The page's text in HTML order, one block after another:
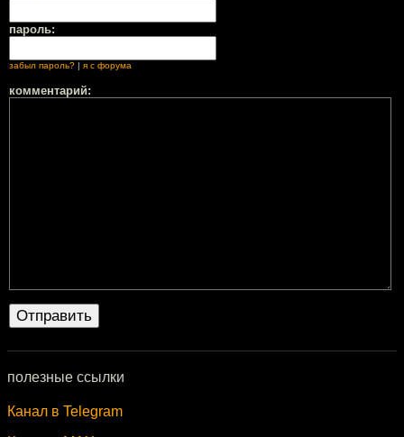
пароль:
забыл пароль? я с форума
комментарий:
полезные ссылки
Канал в Telegram